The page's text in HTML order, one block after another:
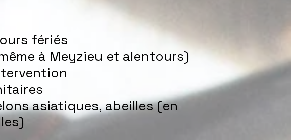
fériés
à Meyzieu et alentours)
asiatiques, abeilles (en